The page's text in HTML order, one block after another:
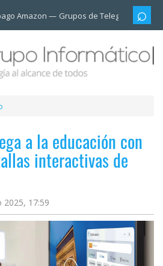
Amazon Grupos de Telegram
a la educación con
interactivas de
2025, 17:59